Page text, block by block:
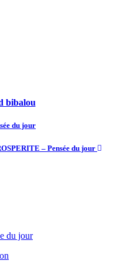
bibalou
du jour
– Pensée du jour